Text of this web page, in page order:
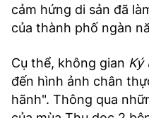
cảm hứng di sản đã
của thành phố ngàn
Cụ thể, không gian Ký
đến hình ảnh chân
hãnh". Thông qua